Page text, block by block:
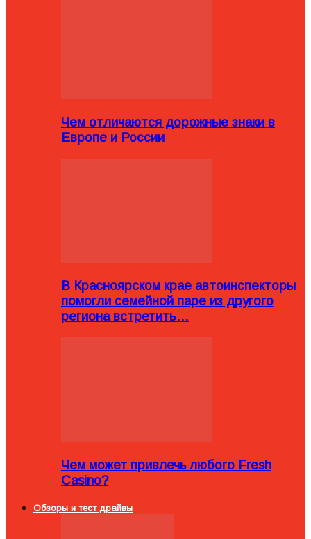
Чем отличаются дорожные знаки в
Европе и России
В Красноярском крае автоинспекторы
помогли семейной паре из другого
региона встретить…
Чем может привлечь любого Fresh
Casino?
Обзоры и тест драйвы